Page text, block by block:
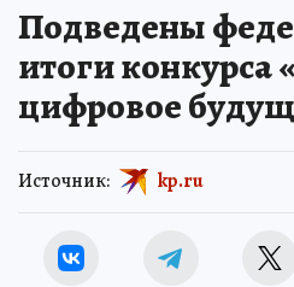
Подведены
итоги конкурса
цифровое
Источник: kp.ru